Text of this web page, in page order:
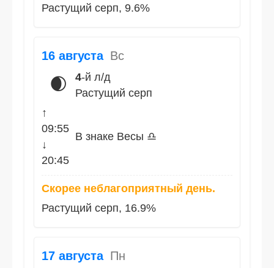
Растущий серп, 9.6%
16 августа Вс
🌒 4-й л/д
Растущий серп
↑
09:55
↓
20:45
В знаке Весы ♎
Скорее неблагоприятный день.
Растущий серп, 16.9%
17 августа Пн